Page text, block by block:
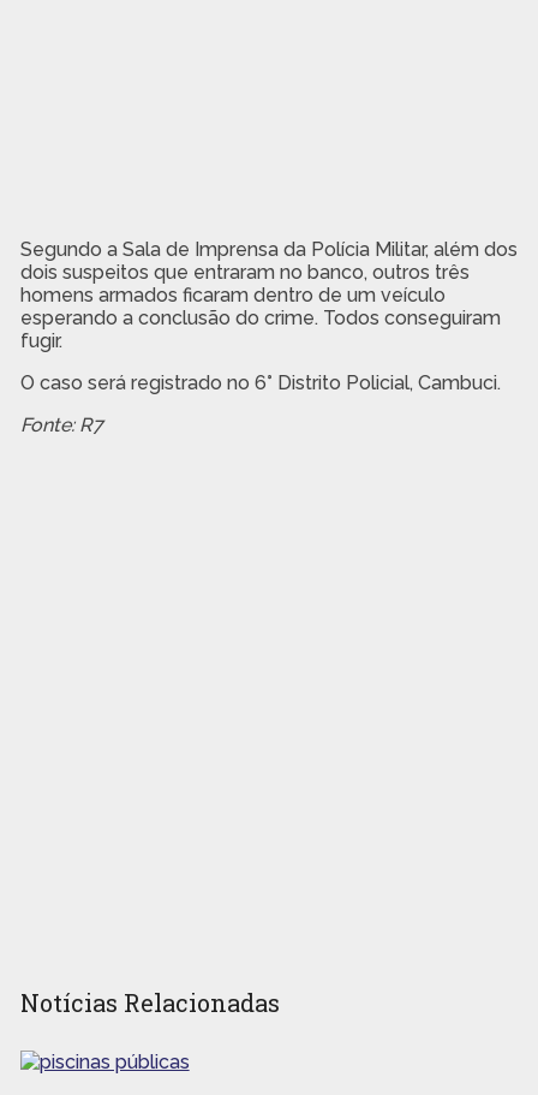
Segundo a Sala de Imprensa da Polícia Militar, além dos
dois suspeitos que entraram no banco, outros três
homens armados ficaram dentro de um veículo
esperando a conclusão do crime. Todos conseguiram
fugir.
O caso será registrado no 6° Distrito Policial, Cambuci.
Fonte: R7
Notícias Relacionadas